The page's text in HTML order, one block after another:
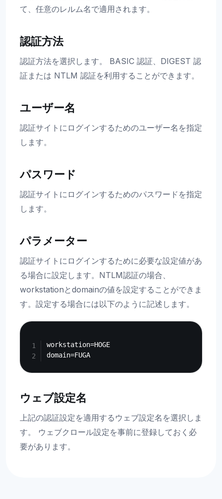
て、任意のレルム名で適用されます。
認証方法
認証方法を選択します。 BASIC 認証、DIGEST 認
証または NTLM 認証を利用することができます。
ユーザー名
認証サイトにログインするためのユーザー名を指定
します。
パスワード
認証サイトにログインするためのパスワードを指定
します。
パラメーター
認証サイトにログインするために必要な設定値があ
る場合に設定します。NTLM認証の場合、
workstationとdomainの値を設定することができま
す。設定する場合には以下のように記述します。
workstation=HOGE
ウェブ設定名
上記の認証設定を適用するウェブ設定名を選択しま
す。 ウェブクロール設定を事前に登録しておく必
要があります。